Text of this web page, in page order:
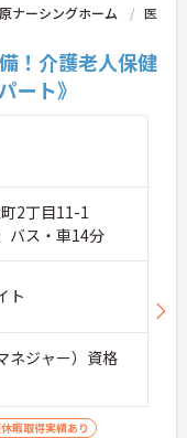
ナーシングホーム
医
！介護老人保健
ート》
2丁目11-1
バス・車14分
ト
ネジャー）資格
暇取得実績あり